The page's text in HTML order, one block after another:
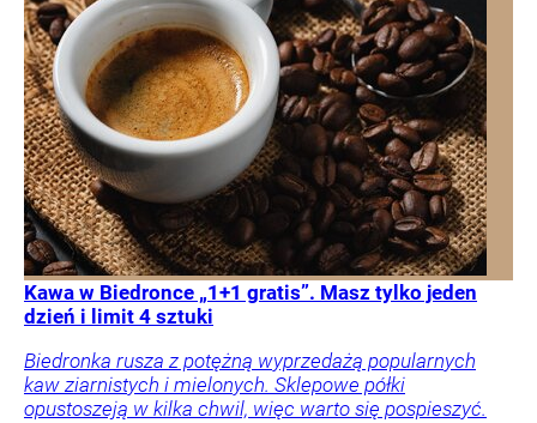
Kawa w Biedronce „1+1 gratis”. Masz tylko jeden
dzień i limit 4 sztuki
Biedronka rusza z potężną wyprzedażą popularnych
kaw ziarnistych i mielonych. Sklepowe półki
opustoszeją w kilka chwil, więc warto się pospieszyć.